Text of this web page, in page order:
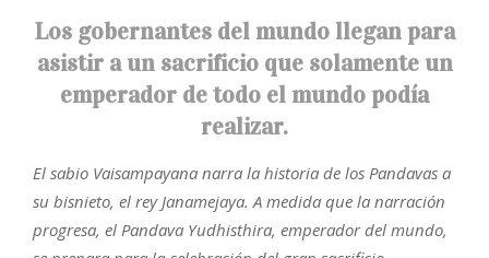
Los gobernantes del mundo llegan para
asistir a un sacrificio que solamente un
emperador de todo el mundo podía
realizar.
El sabio Vaisampayana narra la historia de los Pandavas a
su bisnieto, el rey Janamejaya. A medida que la narración
progresa, el Pandava Yudhisthira, emperador del mundo,